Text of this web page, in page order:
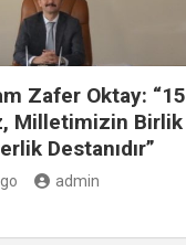
Zafer Oktay: “15
Milletimizin Birlik
Destanıdır”
admin